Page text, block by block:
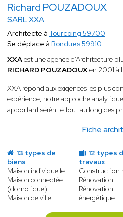
Richard POUZADOUX
SARL XXA
Fiche
Architecte à Tourcoing 59700
Se déplace à Bondues 59910
XXAest une agence d’Architecture
RICHARD POUZADOUXen 2001 à
XXA répond aux exigences les plus
expérience, notre approche
apportant sérénité tout au long des
13 types de
biens
Maison individuelle
Maison connectée
(domotique)
Maison de ville
12 types
travaux
Construction
Rénovation
Rénovation
énergétique